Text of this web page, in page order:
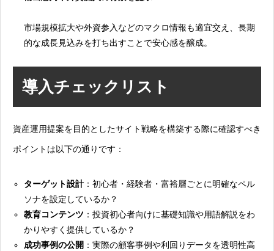
市場規模拡大や外資参入などのマクロ情報も適宜交え、長期
的な成長見込みを打ち出すことで安心感を醸成。
導入チェックリスト
資産運用提案を目的としたサイト戦略を構築する際に確認すべき
ポイントは以下の通りです：
ターゲット設計：初心者・経験者・富裕層ごとに明確なペル
ソナを設定しているか？
教育コンテンツ ：投資初心者向けに基礎知識や用語解説をわ
かりやすく提供しているか？
成功事例の公開 ：実際の顧客事例や利回りデータを透明性高